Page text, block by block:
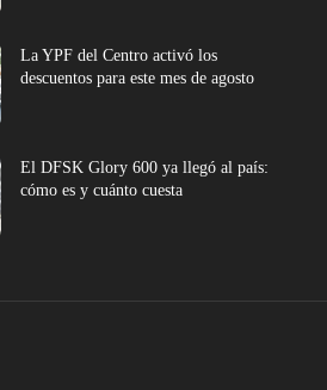
La YPF del Centro activó los
descuentos para este mes de agosto
El DFSK Glory 600 ya llegó al país:
cómo es y cuánto cuesta